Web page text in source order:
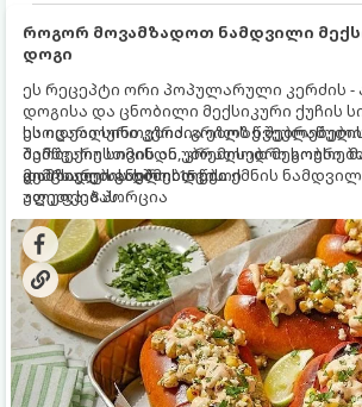
როგორ მოვამზადოთ ნამდვილი
დოგი
ეს რეცეპტი ორი პოპულარული კერძის
დოგისა და ცნობილი მექსიკური ქუჩის
საოცარი სინთეზია. გრილზე შებრაწული
შემწვარი სიმინდი, კრემისებრი სოუსი,
და ცხარე სანელებლები ქმნის
აფეთქებას.
ეს იდეალური კერძია ეზოს
ბარბექიუსთვის ან უბრალოდ
გემრიელი ვახშმისთვის.
მომზადების დრო: 15 წუთი
ულუფა: 8 პორცია